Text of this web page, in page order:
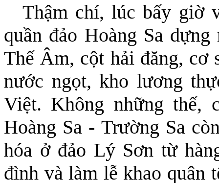
Thậm chí, lúc bấy giờ
quần đảo Hoàng Sa
Thế Âm, cột hải đăng, cơ
nước ngọt, kho lương
Việt. Không những thế,
Hoàng Sa - Trường Sa
hóa ở đảo Lý Sơn từ
đình và làm lễ khao quân